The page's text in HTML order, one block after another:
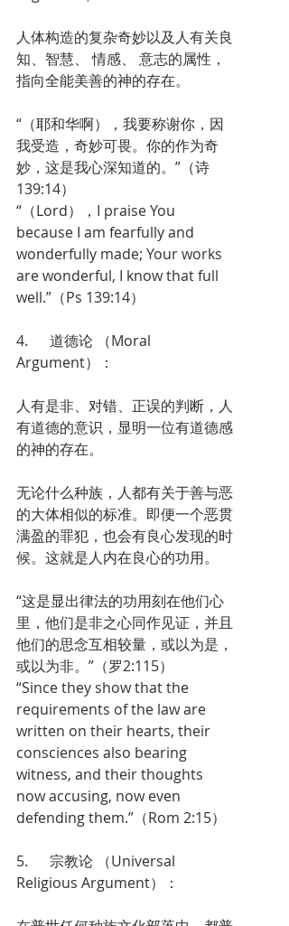
人体构造的复杂奇妙以及人有关良
知、智慧、 情感、 意志的属性，
指向全能美善的神的存在。
“（耶和华啊），我要称谢你，因
我受造，奇妙可畏。你的作为奇
妙，这是我心深知道的。”（诗
139:14）
“（Lord），I praise You
because I am fearfully and
wonderfully made; Your works
are wonderful, I know that full
well.”（Ps 139:14）
4.      道德论 （Moral
Argument）：
人有是非、对错、正误的判断，人
有道德的意识，显明一位有道德感
的神的存在。
无论什么种族，人都有关于善与恶
的大体相似的标准。即便一个恶贯
满盈的罪犯，也会有良心发现的时
候。这就是人内在良心的功用。
“这是显出律法的功用刻在他们心
里，他们是非之心同作见证，并且
他们的思念互相较量，或以为是，
或以为非。”（罗2:115）
“Since they show that the
requirements of the law are
written on their hearts, their
consciences also bearing
witness, and their thoughts
now accusing, now even
defending them.”（Rom 2:15）
5.      宗教论 （Universal
Religious Argument）：